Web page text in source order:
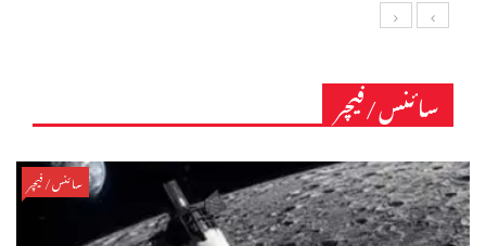
سائنس/فیچر
سائنس/فیچر